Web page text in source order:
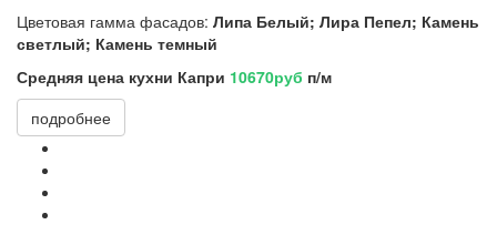
Цветовая гамма фасадов: Липа Белый; Лира Пепел; Камень
светлый; Камень темный
Средняя цена кухни Капри 10670руб п/м
подробнее